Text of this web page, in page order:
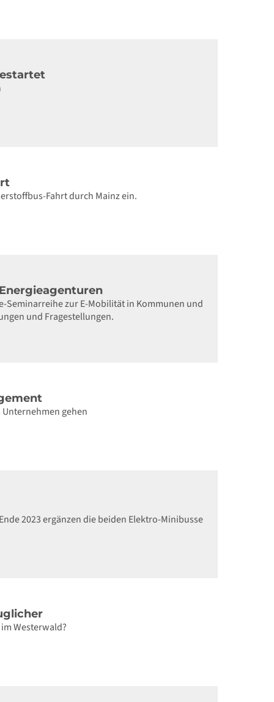
Fahrt durch Mainz ein.
Seminarreihe zur E-Mobilität in Kommunen und
und Fragestellungen.
gehen
2023 ergänzen die beiden Elektro-Minibusse
Westerwald?